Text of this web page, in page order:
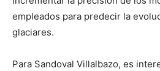
empleados para predecir la
glaciares.
Para Sandoval Villalbazo, es